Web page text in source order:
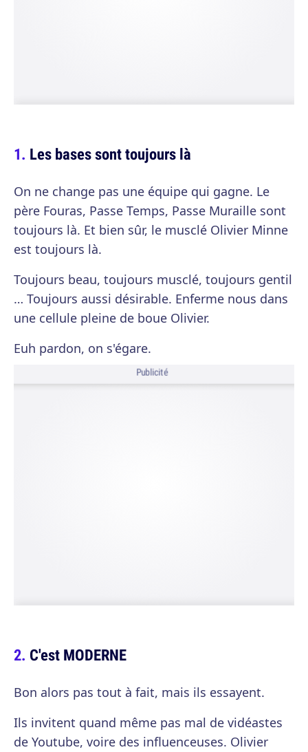
Les bases sont toujours là
On ne change pas une équipe qui gagne. Le
père Fouras, Passe Temps, Passe Muraille sont
toujours là. Et bien sûr, le musclé Olivier Minne
est toujours là.
Toujours beau, toujours musclé, toujours gentil
… Toujours aussi désirable. Enferme nous dans
une cellule pleine de boue Olivier.
Euh pardon, on s'égare.
Publicité
C'est MODERNE
Bon alors pas tout à fait, mais ils essayent.
Ils invitent quand même pas mal de vidéastes
de Youtube, voire des influenceuses. Olivier